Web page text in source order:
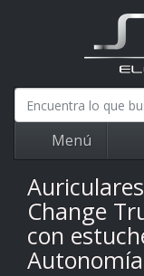
Menú
Change
con